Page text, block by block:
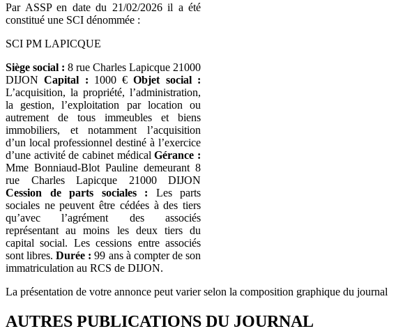
Par ASSP en date du 21/02/2026 il a été
constitué une SCI dénommée :
SCI PM LAPICQUE
Siège social : 8 rue Charles Lapicque 21000
DIJONCapital : 1000 €Objet social :
L’acquisition, la propriété, l’administration,
la gestion, l’exploitation par location ou
autrement de tous immeubles et biens
immobiliers, et notamment l’acquisition
d’un local professionnel destiné à l’exercice
d’une activité de cabinet médicalGérance :
Mme Bonniaud-Blot Pauline demeurant 8
rue Charles Lapicque 21000 DIJON
Cession de parts sociales : Les parts
sociales ne peuvent être cédées à des tiers
qu’avec l’agrément des associés
représentant au moins les deux tiers du
capital social. Les cessions entre associés
sont libres.Durée : 99 ans à compter de son
immatriculation au RCS de DIJON.
La présentation de votre annonce peut varier selon la composition graphique du journal
AUTRES PUBLICATIONS DU JOURNAL